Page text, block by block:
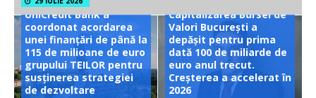
UniCredit Bank a
coordonat acordarea
unei finanțări de până la
115 de milioane de euro
grupului TEILOR pentru
susținerea strategiei
de dezvoltare
Capitalizarea Bursei de
Valori București a
depășit pentru prima
dată 100 de miliarde de
euro anul trecut.
Creșterea a accelerat în
2026